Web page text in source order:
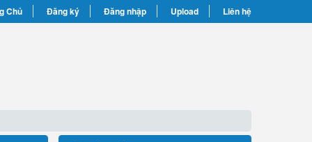
Chủ Đăng ký Đăng nhập Upload Liên hệ